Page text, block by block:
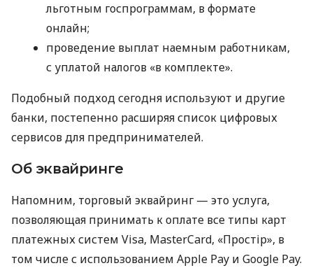
льготным госпрограммам, в формате
онлайн;
проведение выплат наемным работникам,
с уплатой налогов «в комплекте».
Подобный подход сегодня используют и другие
банки, постепенно расширяя список цифровых
сервисов для предпринимателей.
Об эквайринге
Напомним, торговый эквайринг — это услуга,
позволяющая принимать к оплате все типы карт
платежных систем Visa, MasterCard, «Простір», в
том числе с использованием Apple Pay и Google Pay.